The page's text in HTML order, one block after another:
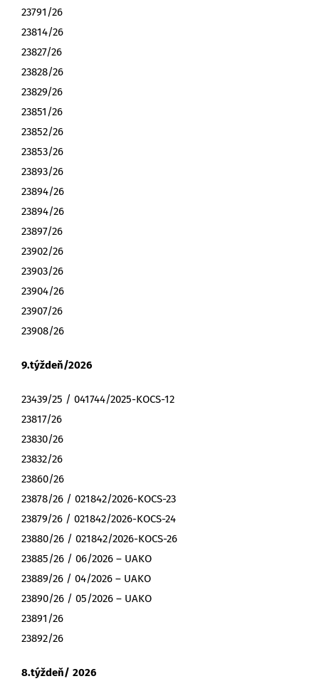
23791/26
23814/26
23827/26
23828/26
23829/26
23851/26
23852/26
23853/26
23893/26
23894/26
23894/26
23897/26
23902/26
23903/26
23904/26
23907/26
23908/26
9.týždeň/2026
23439/25 / 041744/2025-KOCS-12
23817/26
23830/26
23832/26
23860/26
23878/26 / 021842/2026-KOCS-23
23879/26 / 021842/2026-KOCS-24
23880/26 / 021842/2026-KOCS-26
23885/26 / 06/2026 – UAKO
23889/26 / 04/2026 – UAKO
23890/26 / 05/2026 – UAKO
23891/26
23892/26
8.týždeň/ 2026